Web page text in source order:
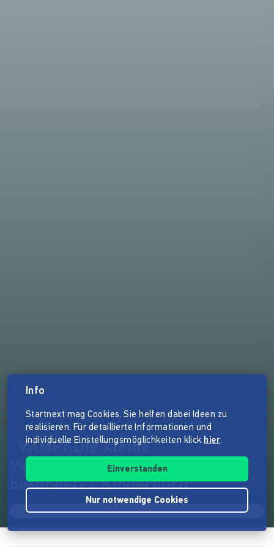
`VAMPI:Die kleine
Vampirfledermaus´ - Ein
besonderes Kinderbuch
Info
Startnext mag Cookies. Sie helfen dabei Ideen zu
realisieren. Für detaillierte Informationen und
individuelle Einstellungsmöglichkeiten klick hier.
Einverstanden
Nur notwendige Cookies